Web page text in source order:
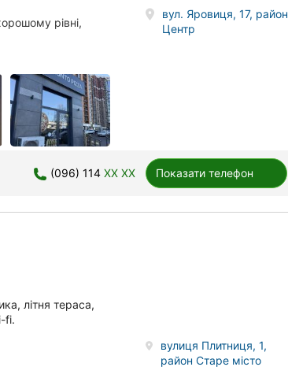
рівні,
вул. Яровиця, 17, район
Центр
(096) 114 XX XX Показати телефон
літня тераса,
fi.
вулиця Плитниця, 1,
район Старе місто